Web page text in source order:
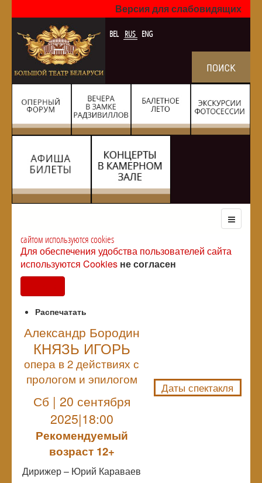
Версия для слабовидящих
BEL RUS ENG
сайтом используются cookies
Для обеспечения удобства пользователей сайта
используются Cookies не согласен
Распечатать
Александр Бородин
КНЯЗЬ ИГОРЬ
опера в 2 действиях с
прологом и эпилогом
Сб | 20 сентября
2025|18:00
Рекомендуемый
возраст 12+
Дирижер – Юрий Караваев
Даты спектакля